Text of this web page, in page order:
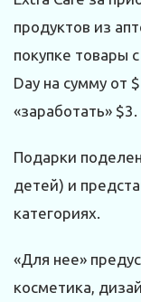
продуктов из
покупке товары
Day на сумму от
«заработать» $3.
Подарки
детей) и
категориях.
«Для нее»
косметика,